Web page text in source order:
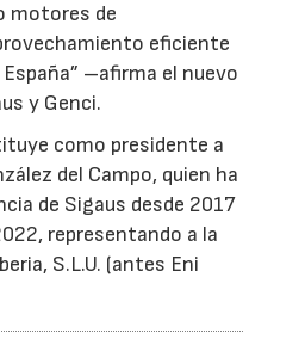
motores de
eficiente
–afirma el nuevo
y Genci.
como presidente a
del Campo, quien ha
de Sigaus desde 2017
representando a la
S.L.U. (antes Eni